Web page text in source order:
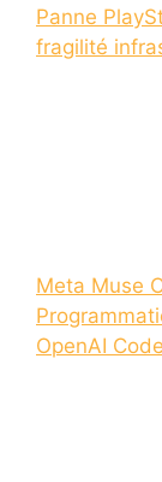
Panne
fragilité
Meta Muse
OpenAI